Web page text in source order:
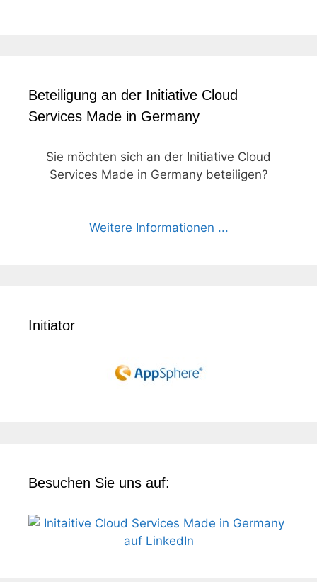
Beteiligung an der Initiative Cloud
Services Made in Germany
Sie möchten sich an der Initiative Cloud
Services Made in Germany beteiligen?
Weitere Informationen ...
Initiator
Besuchen Sie uns auf: